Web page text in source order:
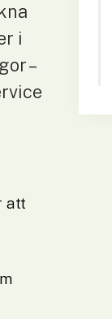
i
–
att